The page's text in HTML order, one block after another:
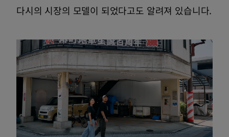
다시의 시장의 모델이 되었다고도 알려져 있습니다.